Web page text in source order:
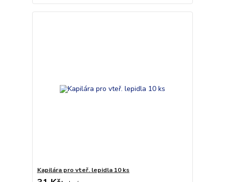
Kapilára pro vteř. lepidla 10 ks